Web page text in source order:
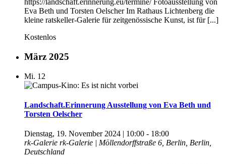
https://landschaft.erinnerung.eu/termine/ Fotoausstellung von
Eva Beth und Torsten Oelscher Im Rathaus Lichtenberg die
kleine ratskeller-Galerie für zeitgenössische Kunst, ist für [...]
Kostenlos
März 2025
Mi. 12
Landschaft.Erinnerung Ausstellung von Eva Beth und
Torsten Oelscher
Dienstag, 19. November 2024 | 10:00 - 18:00
rk-Galerie rk-Galerie | Möllendorffstraße 6, Berlin, Berlin,
Deutschland